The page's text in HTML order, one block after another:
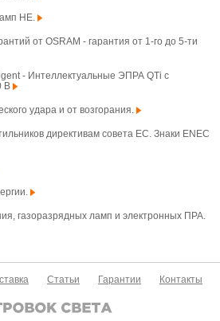
HE.
от OSRAM - гарантия от 1-го до 5-ти
- Интеллектуальные ЭПРА QTi с
В
удара и от возгорания.
директивам совета ЕС. Знаки ENEC
газоразрядных ламп и электронных ПРА.
Статьи Гарантии Контакты